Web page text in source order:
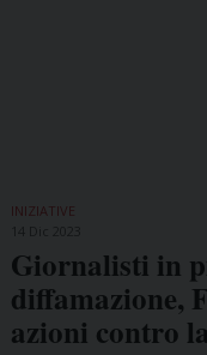
INIZIATIVE
Giornalisti in
diffamazione,
azioni contro